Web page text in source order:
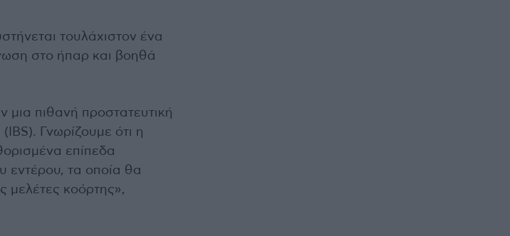
τουλάχιστον ένα
στο ήπαρ και βοηθά
μια πιθανή προστατευτική
Γνωρίζουμε ότι η
επίπεδα
εντέρου, τα οποία θα
μελέτες κοόρτης»,